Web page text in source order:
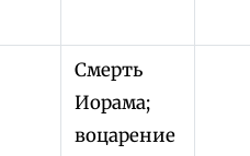
Смерть
Иорама;
воцарение